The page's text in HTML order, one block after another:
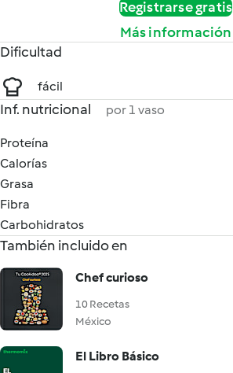
Registrarse gratis
Más información
Dificultad
fácil
Inf. nutricional por 1 vaso
Proteína
Calorías
Grasa
Fibra
Carbohidratos
También incluido en
Chef curioso
10 Recetas
México
El Libro Básico